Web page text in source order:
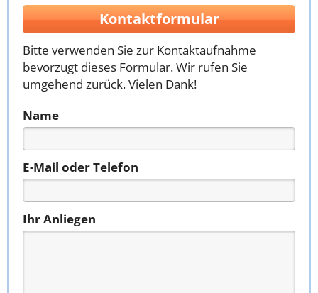
Kontaktformular
Bitte verwenden Sie zur Kontaktaufnahme
bevorzugt dieses Formular. Wir rufen Sie
umgehend zurück. Vielen Dank!
Name
E-Mail oder Telefon
Ihr Anliegen